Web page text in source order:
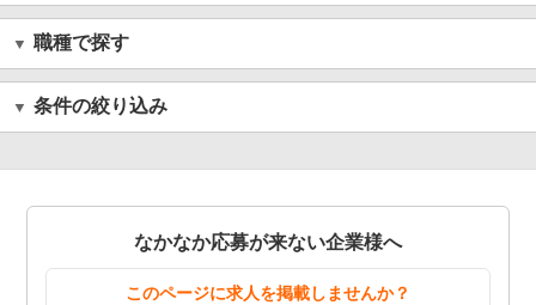
職種で探す
条件の絞り込み
なかなか応募が来ない企業様へ
このページに求人を掲載しませんか？